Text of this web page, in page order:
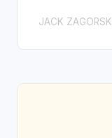
JACK ZAGORSKI